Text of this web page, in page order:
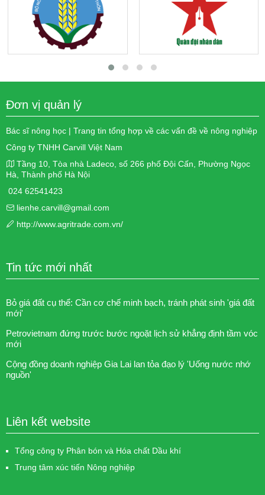
Đơn vị quản lý
Bác sĩ nông học | Trang tin tổng hợp về các vấn đề về nông nghiệp
Công ty TNHH Carvill Việt Nam
Tầng 10, Tòa nhà Ladeco, số 266 phố Đội Cấn, Phường Ngọc
Hà, Thành phố Hà Nội
024 62541423
lienhe.carvill@gmail.com
http://www.agritrade.com.vn/
Tin tức mới nhất
Bỏ giá đất cụ thể: Cần cơ chế minh bạch, tránh phát sinh 'giá đất
mới'
Petrovietnam đứng trước bước ngoặt lịch sử khẳng định tầm vóc
mới
Cộng đồng doanh nghiệp Gia Lai lan tỏa đạo lý 'Uống nước nhớ
nguồn'
Liên kết website
Tổng công ty Phân bón và Hóa chất Dầu khí
Trung tâm xúc tiến Nông nghiệp